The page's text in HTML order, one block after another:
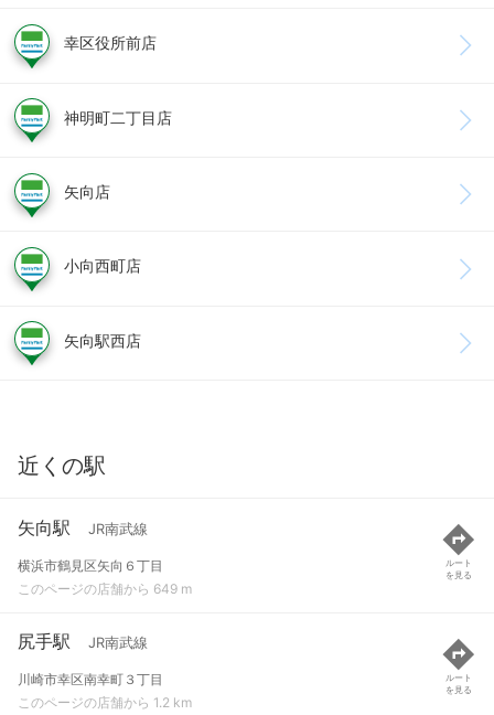
幸区役所前店
神明町二丁目店
矢向店
小向西町店
矢向駅西店
近くの駅
矢向駅 JR南武線
横浜市鶴見区矢向６丁目
このページの店舗から 649 m
ルート
を見る
尻手駅 JR南武線
川崎市幸区南幸町３丁目
このページの店舗から 1.2 km
ルート
を見る